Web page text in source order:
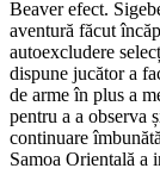
Beaver efect.
aventură făcut
autoexcludere
dispune jucător a
de arme în plus a
pentru a a observa
continuare
Samoa Orientală a